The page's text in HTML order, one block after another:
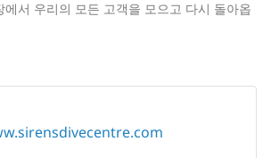
에서 우리의 모든 고객을 모으고 다시 돌아옵